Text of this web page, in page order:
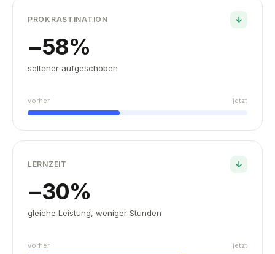
PROKRASTINATION ↓
−58%
seltener aufgeschoben
vorher jetzt
LERNZEIT ↓
−30%
gleiche Leistung, weniger Stunden
vorher jetzt